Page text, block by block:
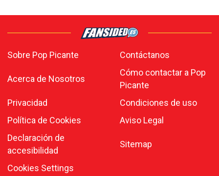
Sobre Pop Picante Contáctanos
Acerca de Nosotros
Cómo contactar a Pop
Picante
Privacidad
Condiciones de uso
Política de Cookies
Aviso Legal
Declaración de
accesibilidad
Sitemap
Cookies Settings